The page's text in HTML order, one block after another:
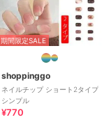
期間限定SALE
shoppinggo
ネイルチップ ショート2タイプ
シンプル
¥770